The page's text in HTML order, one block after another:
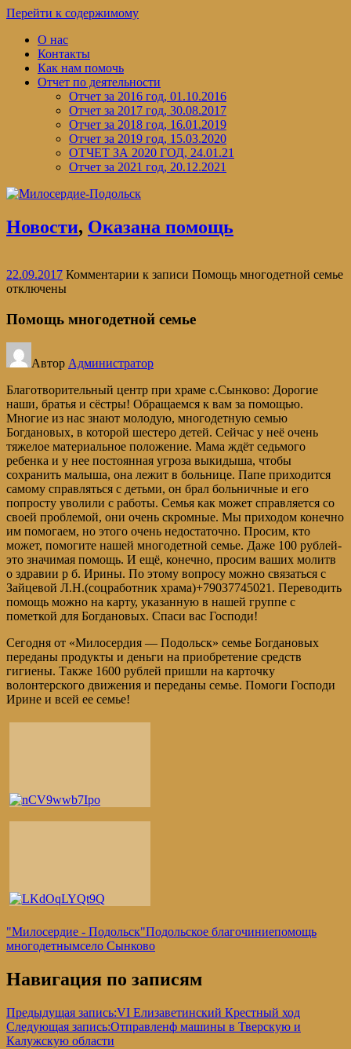
Перейти к содержимому
О нас
Контакты
Как нам помочь
Отчет по деятельности
Отчет за 2016 год, 01.10.2016
Отчет за 2017 год, 30.08.2017
Отчет за 2018 год, 16.01.2019
Отчет за 2019 год, 15.03.2020
ОТЧЕТ ЗА 2020 ГОД, 24.01.21
Отчет за 2021 год, 20.12.2021
Новости, Оказана помощь
22.09.2017 Комментарии к записи Помощь многодетной семье
отключены
Помощь многодетной семье
Автор Администратор
Благотворительный центр при храме с.Сынково: Дорогие
наши, братья и сёстры! Обращаемся к вам за помощью.
Многие из нас знают молодую, многодетную семью
Богдановых, в которой шестеро детей. Сейчас у неё очень
тяжелое материальное положение. Мама ждёт седьмого
ребенка и у нее постоянная угроза выкидыша, чтобы
сохранить малыша, она лежит в больнице. Папе приходится
самому справляться с детьми, он брал больничные и его
попросту уволили с работы. Семья как может справляется со
своей проблемой, они очень скромные. Мы приходом конечно
им помогаем, но этого очень недостаточно. Просим, кто
может, помогите нашей многодетной семье. Даже 100 рублей-
это значимая помощь. И ещё, конечно, просим ваших молитв
о здравии р б. Ирины. По этому вопросу можно связаться с
Зайцевой Л.Н.(соцработник храма)+79037745021. Переводить
помощь можно на карту, указанную в нашей группе с
пометкой для Богдановых. Спаси вас Господи!
Сегодня от «Милосердия — Подольск» семье Богдановых
переданы продукты и деньги на приобретение средств
гигиены. Также 1600 рублей пришли на карточку
волонтерского движения и переданы семье. Помоги Господи
Ирине и всей ее семье!
"Милосердие - Подольск"Подольское благочиниепомощь
многодетнымсело Сынково
Навигация по записям
Предыдущая запись:VI Елизаветинский Крестный ход
Следующая запись:Отправленф машины в Тверскую и
Калужскую области